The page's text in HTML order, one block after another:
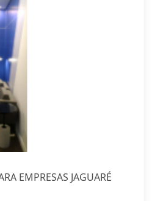
EMPRESAS JAGUARÉ